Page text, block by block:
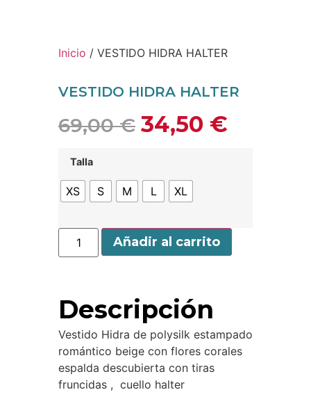
Inicio / VESTIDO HIDRA HALTER
VESTIDO HIDRA HALTER
69,00€ 34,50 €
Talla
XS S M L XL
Añadir al carrito
Descripción
Vestido Hidra de polysilk estampado
romántico beige con flores corales
espalda descubierta con tiras
fruncidas , cuello halter